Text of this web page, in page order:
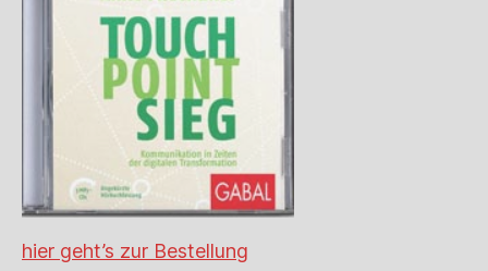
hier geht’s zur Bestellung